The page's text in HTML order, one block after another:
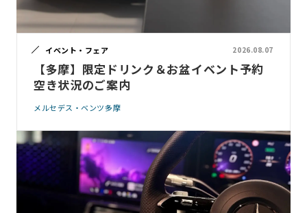
イベント・フェア 2026.08.07
【多摩】限定ドリンク＆お盆イベント予約
空き状況のご案内
メルセデス・ベンツ多摩